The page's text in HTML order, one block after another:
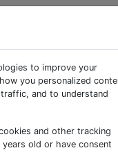
Stils in
to improve your
you personalized
and to understand
and other tracking
old or have consent